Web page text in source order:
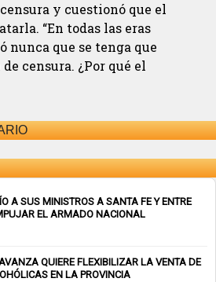
y cuestionó que el
“En todas las eras
nunca que se tenga que
censura. ¿Por qué el
A SUS MINISTROS A SANTA FE Y ENTRE
EL ARMADO NACIONAL
QUIERE FLEXIBILIZAR LA VENTA DE
EN LA PROVINCIA